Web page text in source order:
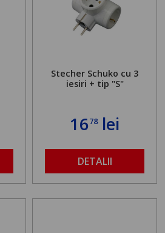
Stecher Schuko cu 3
iesiri + tip "S"
1678lei
DETALII